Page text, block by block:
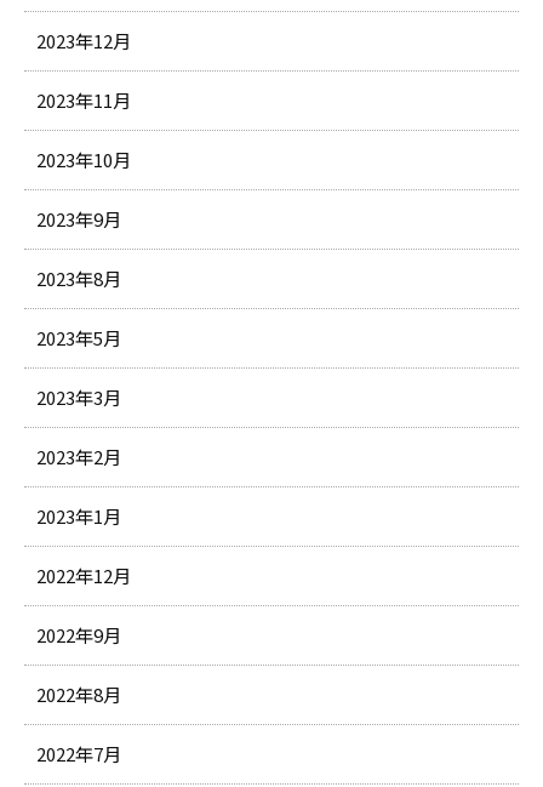
2023年12月
2023年11月
2023年10月
2023年9月
2023年8月
2023年5月
2023年3月
2023年2月
2023年1月
2022年12月
2022年9月
2022年8月
2022年7月